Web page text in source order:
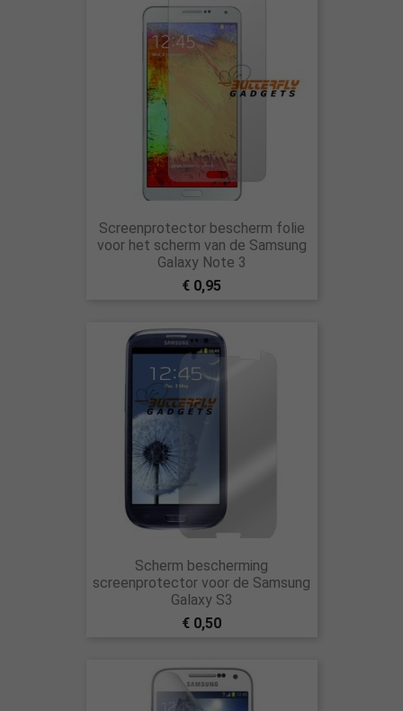
Screenprotector bescherm folie
voor het scherm van de Samsung
Galaxy Note 3
€ 0,95
Scherm bescherming
screenprotector voor de Samsung
Galaxy S3
€ 0,50